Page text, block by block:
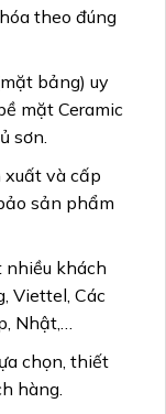
theo đúng
bảng) uy
mặt Ceramic
sơn.
xuất và cấp
sản phẩm
nhiều khách
Viettel, Các
Nhật,…
chọn, thiết
hàng.